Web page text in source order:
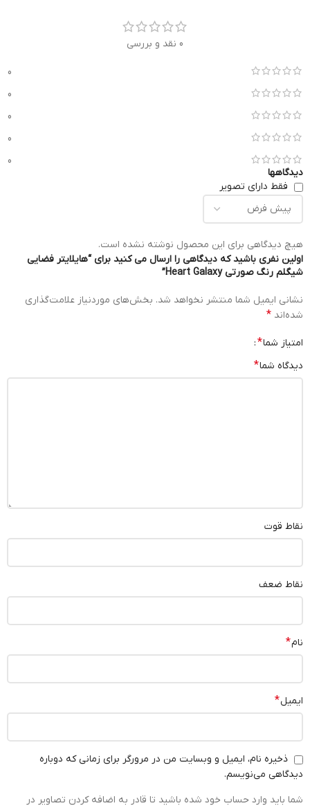
0 نقد و بررسی
0
0
0
0
0
دیدگاهها
فقط دارای تصویر
هیچ دیدگاهی برای این محصول نوشته نشده است.
اولین نفری باشید که دیدگاهی را ارسال می کنید برای “هایلایتر فضایی
شیگلم رنگ صورتی Heart Galaxy”
نشانی ایمیل شما منتشر نخواهد شد. بخش‌های موردنیاز علامت‌گذاری
شده‌اند *
امتیاز شما*
دیدگاه شما*
نقاط قوت
نقاط ضعف
نام*
ایمیل*
ذخیره نام، ایمیل و وبسایت من در مرورگر برای زمانی که دوباره
دیدگاهی می‌نویسم.
شما باید وارد حساب خود شده باشید تا قادر به اضافه کردن تصاویر در